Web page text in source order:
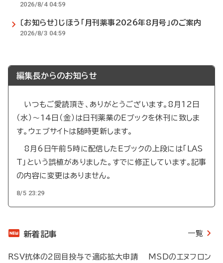
2026/8/4 04:59
〔お知らせ〕じほう「月刊薬事2026年8月号」のご案内
2026/8/3 04:59
編集長からのお知らせ
いつもご愛読頂き、ありがとうございます。8月12日
（水）～14日（金）は日刊薬業のEブックを休刊に致しま
す。ウェブサイトは随時更新します。
8月6日午前5時に配信したEブックの上段には「LAS
T」という誤植がありました。すでに修正しています。記事
の内容に変更はありません。
8/5 23:29
新着記事 一覧
RSV抗体の2回目投与で適応拡大申請 MSDのエヌフロン